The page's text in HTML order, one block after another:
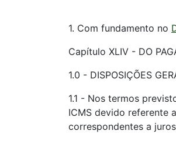
1. Com fundamento no
Capítulo XLIV - DO
1.0 - DISPOSIÇÕES
1.1 - Nos termos
ICMS devido referente
correspondentes a